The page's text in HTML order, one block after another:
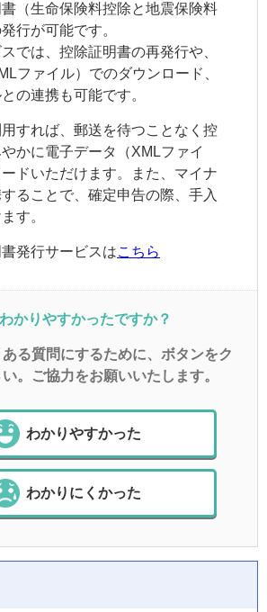
（生命保険料控除と地震保険料
行が可能です。
では、控除証明書の再発行や、
ファイル）でのダウンロード、
の連携も可能です。
すれば、郵送を待つことなく控
かに電子データ（XMLファイ
ドいただけます。また、マイナ
ることで、確定申告の際、手入
す。
発行サービスはこちら
かりやすかったですか？
る質問にするために、ボタンをク
。ご協力をお願いいたします。
わかりやすかった
わかりにくかった